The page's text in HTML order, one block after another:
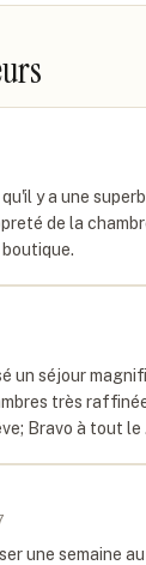
y a une
de la
un séjour
très
Bravo à tout le
une semaine